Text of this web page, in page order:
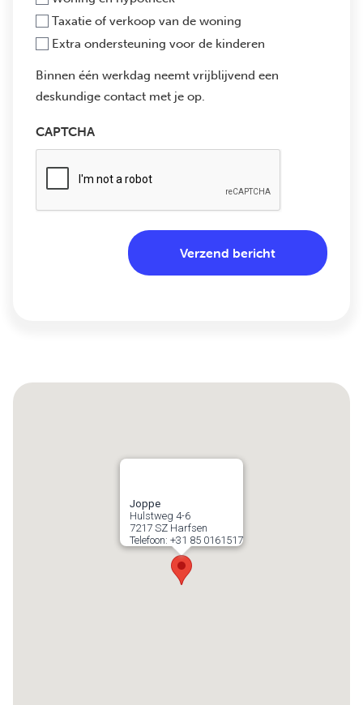
Taxatie of verkoop van de woning
Extra ondersteuning voor de kinderen
Binnen één werkdag neemt vrijblijvend een
deskundige contact met je op.
CAPTCHA
Joppe
Hulstweg 4-6
7217 SZ Harfsen
Telefoon: +31 85 0161517